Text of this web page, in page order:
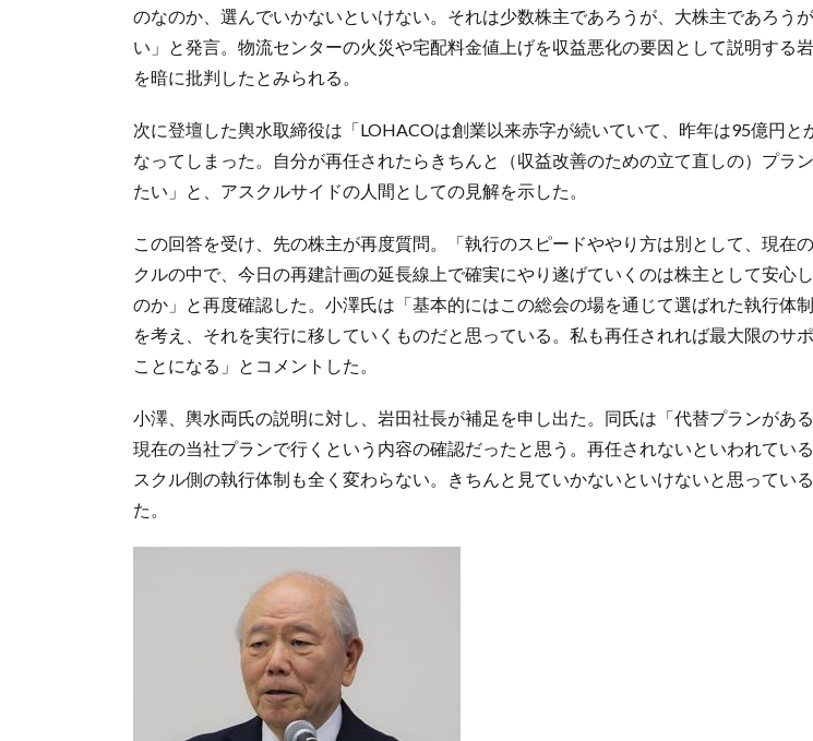
のなのか、選んでいかないといけない。それは少数株主であろうが、大株主であろう
い」と発言。物流センターの火災や宅配料金値上げを収益悪化の要因として説明する
を暗に批判したとみられる。
次に登壇した輿水取締役は「LOHACOは創業以来赤字が続いていて、昨年は95億円と
なってしまった。自分が再任されたらきちんと（収益改善のための立て直しの）プラ
たい」と、アスクルサイドの人間としての見解を示した。
この回答を受け、先の株主が再度質問。「執行のスピードややり方は別として、現在
クルの中で、今日の再建計画の延長線上で確実にやり遂げていくのは株主として安心
のか」と再度確認した。小澤氏は「基本的にはこの総会の場を通じて選ばれた執行体
を考え、それを実行に移していくものだと思っている。私も再任されれば最大限のサ
ことになる」とコメントした。
小澤、輿水両氏の説明に対し、岩田社長が補足を申し出た。同氏は「代替プランがある
現在の当社プランで行くという内容の確認だったと思う。再任されないといわれてい
スクル側の執行体制も全く変わらない。きちんと見ていかないといけないと思ってい
た。